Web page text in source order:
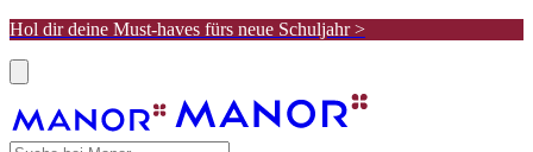
Hol dir deine Must-haves fürs neue Schuljahr >